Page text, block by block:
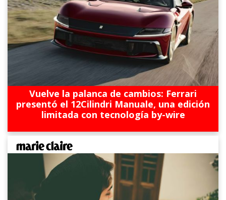
Vuelve la palanca de cambios: Ferrari
presentó el 12Cilindri Manuale, una edición
limitada con tecnología by-wire